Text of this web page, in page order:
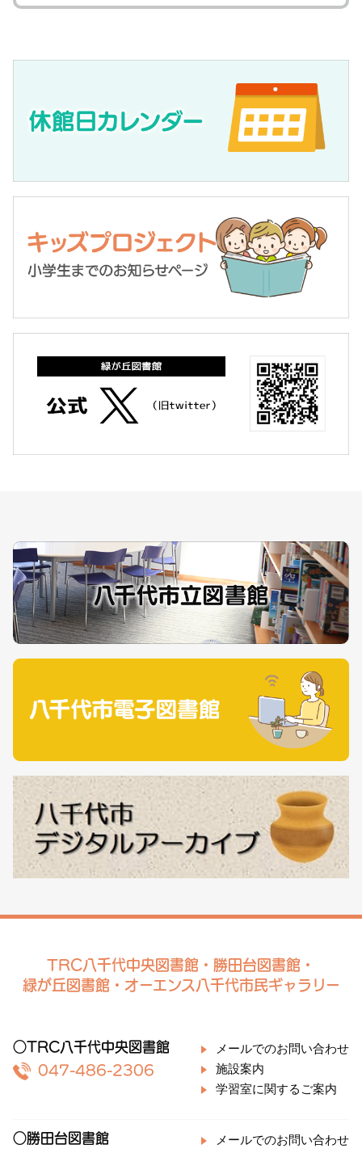
TRC八千代中央図書館・勝田台図書館・
緑が丘図書館・オーエンス八千代市民ギャラリー
○TRC八千代中央図書館
047-486-2306
メールでのお問い合わせ
施設案内
学習室に関するご案内
○勝田台図書館
メールでのお問い合わせ